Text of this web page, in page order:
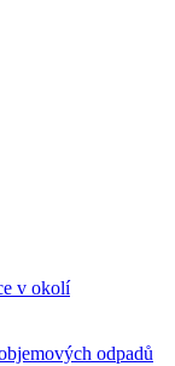
v okolí
odpadů